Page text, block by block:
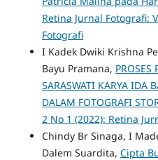
Retina Jurnal Fotografi:
Fotografi
I Kadek Dwiki Krishna
Bayu Pramana, PROSES
SARASWATI KARYA IDA
DALAM FOTOGRAFI
2 No 1 (2022): Retina
Chindy Br Sinaga, I
Dalem Suardita, Cipta